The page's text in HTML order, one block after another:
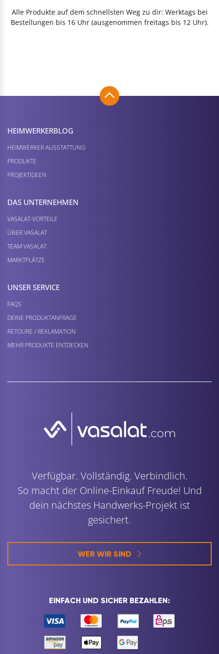
Alle Produkte auf dem schnellsten Weg zu dir: Werktags bei
Bestellungen bis 16 Uhr (ausgenommen freitags bis 12 Uhr).
HEIMWERKER­BLOG
HEIMWERKER AUSSTATTUNG
PRODUKTE
PROJEKTIDEEN
DAS UNTERNEHMEN
VASALAT-VORTEILE
ÜBER VASALAT
TEAM VASALAT
MARKTPLÄTZE
UNSER SERVICE
FAQS
DEINE PRODUKTANFRAGE
RETOURE / REKLAMATION
MEHR PRODUKTE ENTDECKEN
Verfügbar. Vollständig. Verbindlich.
So macht der Online-Einkauf Freude! Und
dein nächstes Handwerks-Projekt ist
gesichert.
WER WIR SIND
EINFACH UND SICHER BEZAHLEN: